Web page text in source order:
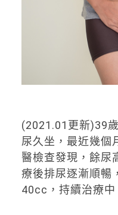
(2021.01更新)39
尿久坐，最近幾個
醫檢查發現，餘尿
療後排尿逐漸順暢
40cc，持續治療中